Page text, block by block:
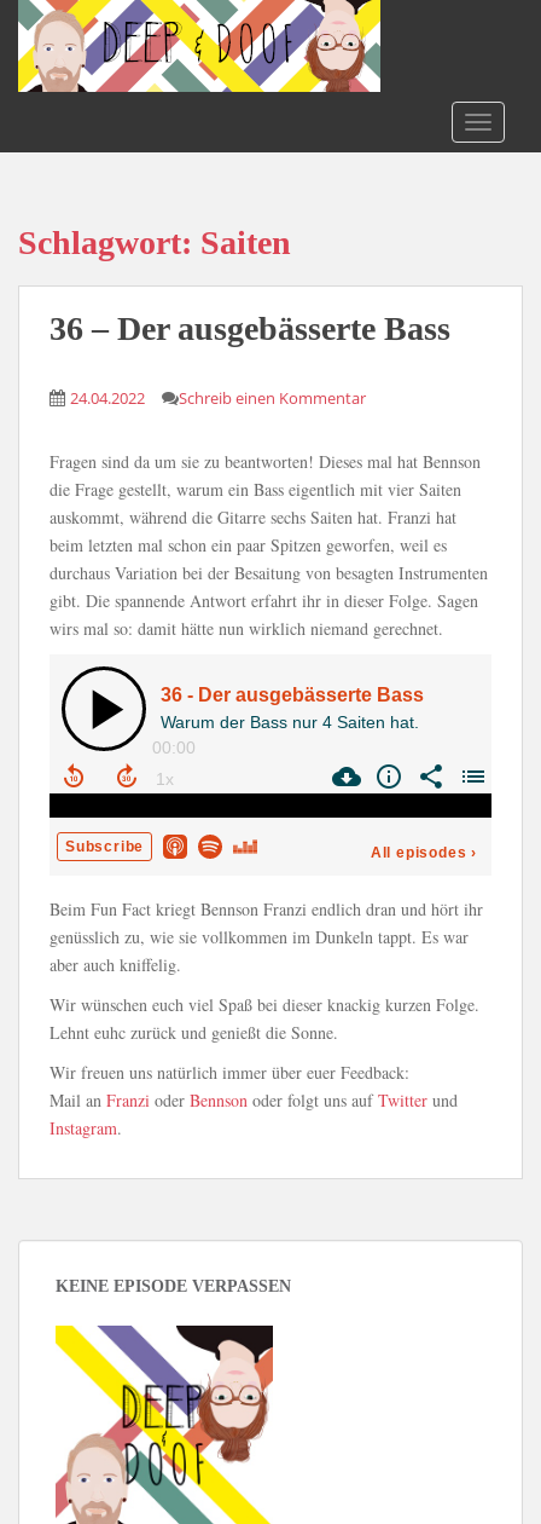
o
Schlagwort: Saiten
36 – Der ausgebässerte Bass
24.04.2022 Schreib einen Kommentar
Fragen sind da um sie zu beantworten! Dieses mal hat Bennson
die Frage gestellt, warum ein Bass eigentlich mit vier Saiten
auskommt, während die Gitarre sechs Saiten hat. Franzi hat
beim letzten mal schon ein paar Spitzen geworfen, weil es
durchaus Variation bei der Besaitung von besagten Instrumenten
gibt. Die spannende Antwort erfahrt ihr in dieser Folge. Sagen
wirs mal so: damit hätte nun wirklich niemand gerechnet.
Beim Fun Fact kriegt Bennson Franzi endlich dran und hört ihr
genüsslich zu, wie sie vollkommen im Dunkeln tappt. Es war
aber auch kniffelig.
Wir wünschen euch viel Spaß bei dieser knackig kurzen Folge.
Lehnt euhc zurück und genießt die Sonne.
Wir freuen uns natürlich immer über euer Feedback:
Mail an Franzi oder Bennson oder folgt uns aufTwitter und
Instagram.
KEINE EPISODE VERPASSEN